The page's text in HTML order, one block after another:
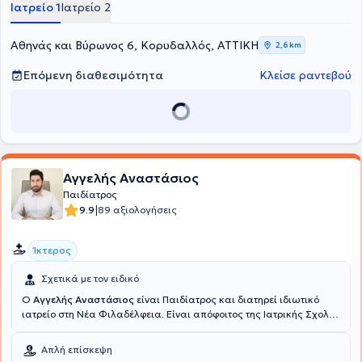
Ωτορινολαρυγγολογικό τμήμα του Γενικού Νοσοκομείου Αθηνών
Ιατρείο 1Ιατρείο 2
Αθηνάς και Βύρωνος 6, Κορυδαλλός, ΑΤΤΙΚΗ 2,6 km
Επόμενη διαθεσιμότητα Κλείσε ραντεβού
Αγγελής Αναστάσιος
Παιδίατρος
9.9|89 αξιολογήσεις
Ίκτερος
Σχετικά με τον ειδικό
Ο Αγγελής Αναστάσιος είναι Παιδίατρος και διατηρεί ιδιωτικό
ιατρείο στη Νέα Φιλαδέλφεια. Είναι απόφοιτος της Ιατρικής Σχολής
ολοκλήρωσε την ειδικότητά του στην Παιδιατρική, στη Β΄
Πανεπιστημιακή Παιδιατρική Κλινική του Γενικού Νοσοκομείου
Απλή επίσκεψη